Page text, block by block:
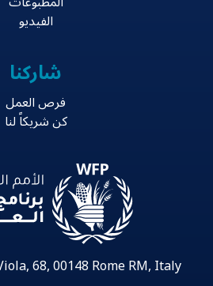
الفيديو
شاركنا
فرص العمل
كن شريكاً لنا
68, 00148 Rome RM, Italy